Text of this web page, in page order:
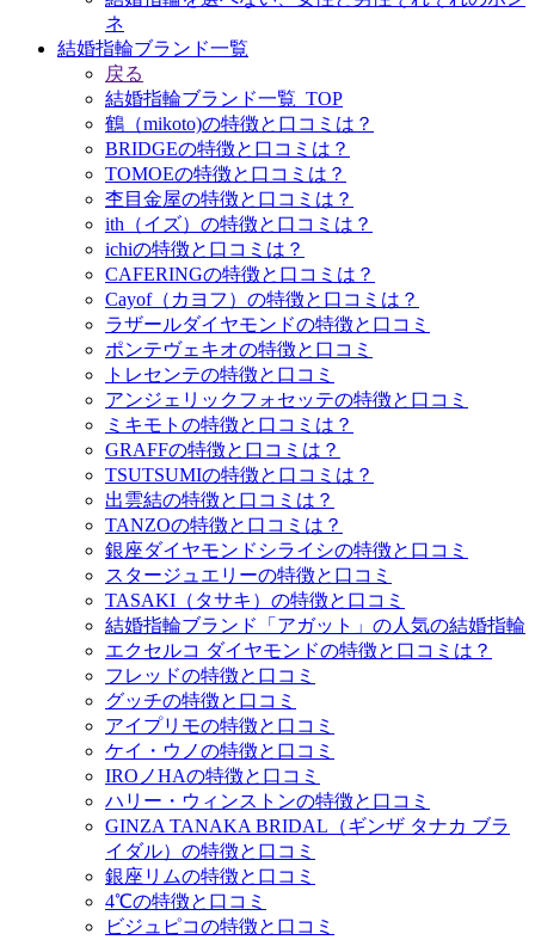
ネ
結婚指輪ブランド一覧
戻る
結婚指輪ブランド一覧_TOP
鶴（mikoto)の特徴と口コミは？
BRIDGEの特徴と口コミは？
TOMOEの特徴と口コミは？
杢目金屋の特徴と口コミは？
ith（イズ）の特徴と口コミは？
ichiの特徴と口コミは？
CAFERINGの特徴と口コミは？
Cayof（カヨフ）の特徴と口コミは？
ラザールダイヤモンドの特徴と口コミ
ポンテヴェキオの特徴と口コミ
トレセンテの特徴と口コミ
アンジェリックフォセッテの特徴と口コミ
ミキモトの特徴と口コミは？
GRAFFの特徴と口コミは？
TSUTSUMIの特徴と口コミは？
出雲結の特徴と口コミは？
TANZOの特徴と口コミは？
銀座ダイヤモンドシライシの特徴と口コミ
スタージュエリーの特徴と口コミ
TASAKI（タサキ）の特徴と口コミ
結婚指輪ブランド「アガット」の人気の結婚指輪
エクセルコ ダイヤモンドの特徴と口コミは？
フレッドの特徴と口コミ
グッチの特徴と口コミ
アイプリモの特徴と口コミ
ケイ・ウノの特徴と口コミ
IROノHAの特徴と口コミ
ハリー・ウィンストンの特徴と口コミ
GINZA TANAKA BRIDAL（ギンザ タナカ ブラ
イダル）の特徴と口コミ
銀座リムの特徴と口コミ
4℃の特徴と口コミ
ビジュピコの特徴と口コミ